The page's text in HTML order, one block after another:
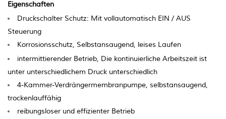
Eigenschaften
Druckschalter Schutz: Mit vollautomatisch EIN / AUS
Steuerung
Korrosionsschutz, Selbstansaugend, leises Laufen
intermittierender Betrieb, Die kontinuierliche Arbeitszeit ist
unter unterschiedlichem Druck unterschiedlich
4-Kammer-Verdrängermembranpumpe, selbstansaugend,
trockenlauffähig
reibungsloser und effizienter Betrieb